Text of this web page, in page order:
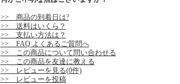
>> 商品の到着日は?
>> 送料はいくら？
>> 支払い方法は？
>> FAQ よくあるご質問へ
>> この商品について問い合わせる
>> この商品を友達に教える
>> レビューを見る(0件)
>> レビューを投稿